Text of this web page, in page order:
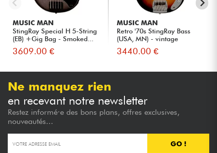
MUSIC MAN
StingRay Special H 5-String
(EB) +Gig Bag - Smoked...
3609.00 €
MUSIC MAN
Retro '70s StingRay Bass
(USA, MN) - vintage
sunbu...
3440.00 €
Ne manquez rien
en recevant notre newsletter
Restez informé·e des bons plans, offres exclusives,
nouveautés...
GO !